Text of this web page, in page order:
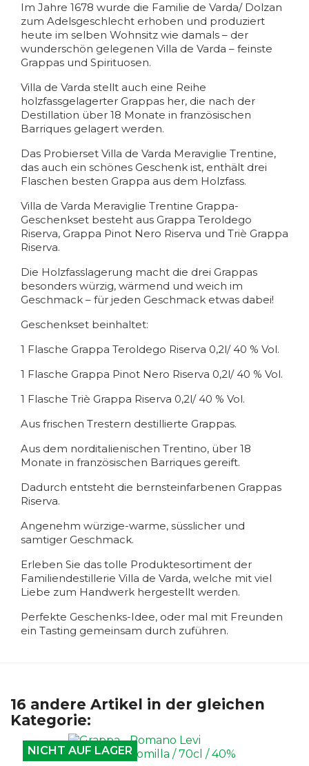
Im Jahre 1678 wurde die Familie de Varda/ Dolzan
zum Adelsgeschlecht erhoben und produziert
heute im selben Wohnsitz wie damals – der
wunderschön gelegenen Villa de Varda – feinste
Grappas und Spirituosen.
Villa de Varda stellt auch eine Reihe
holzfassgelagerter Grappas her, die nach der
Destillation über 18 Monate in französischen
Barriques gelagert werden.
Das Probierset Villa de Varda Meraviglie Trentine,
das auch ein schönes Geschenk ist, enthält drei
Flaschen besten Grappa aus dem Holzfass.
Villa de Varda Meraviglie Trentine Grappa-
Geschenkset besteht aus Grappa Teroldego
Riserva, Grappa Pinot Nero Riserva und Triè Grappa
Riserva.
Die Holzfasslagerung macht die drei Grappas
besonders würzig, wärmend und weich im
Geschmack – für jeden Geschmack etwas dabei!
Geschenkset beinhaltet:
1 Flasche Grappa Teroldego Riserva 0,2l/ 40 % Vol.
1 Flasche Grappa Pinot Nero Riserva 0,2l/ 40 % Vol.
1 Flasche Triè Grappa Riserva 0,2l/ 40 % Vol.
Aus frischen Trestern destillierte Grappas.
Aus dem norditalienischen Trentino, über 18
Monate in französischen Barriques gereift.
Dadurch entsteht die bernsteinfarbenen Grappas
Riserva.
Angenehm würzige-warme, süsslicher und
samtiger Geschmack.
Erleben Sie das tolle Produktesortiment der
Familiendestillerie Villa de Varda, welche mit viel
Liebe zum Handwerk hergestellt werden.
Perfekte Geschenks-Idee, oder mal mit Freunden
ein Tasting gemeinsam durch zuführen.
16 andere Artikel in der gleichen
Kategorie:
NICHT AUF LAGER